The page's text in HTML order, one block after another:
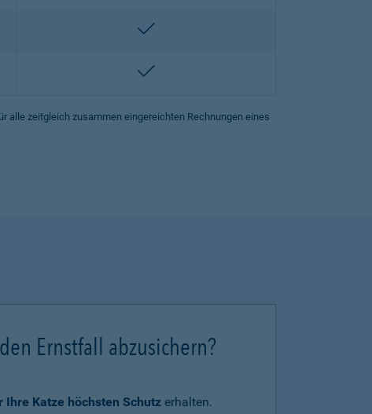
enthalten
enthalten
alle zeitgleich zusammen eingereichten Rechnungen eines
Ernstfall abzusichern?
Katze höchsten Schutzerhalten.